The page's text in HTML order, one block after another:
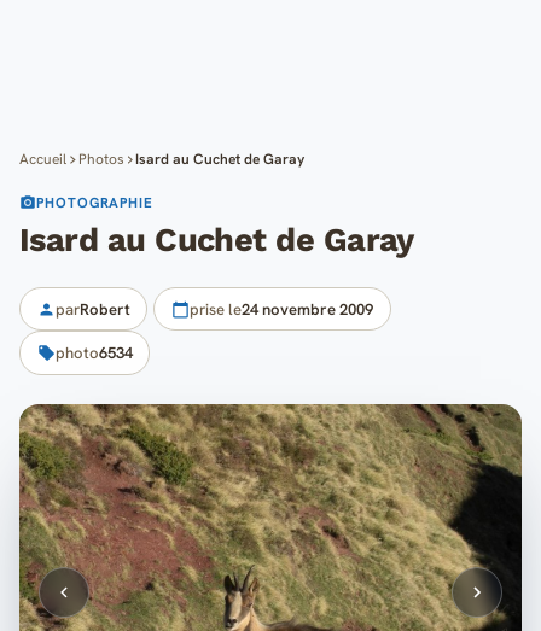
Accueil Photos Isard au Cuchet de Garay
PHOTOGRAPHIE
Isard au Cuchet de Garay
parRobert prise le24 novembre 2009
photo6534